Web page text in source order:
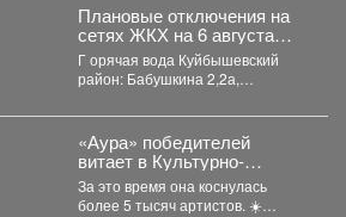
Плановые отключения на
сетях ЖКХ на 6 августа
2026 г. (г. Новокузнецк)
Г орячая вода Куйбышевский
район: Бабушкина 2,2а,
2,2а,3,5а,9,10,11,11б,13,15,17...
«Аура» победителей
витает в Культурно-
спортивном центре
металлургов ЕВРАЗа уже
За это время она коснулась
более 5 тысяч артистов. ☀️